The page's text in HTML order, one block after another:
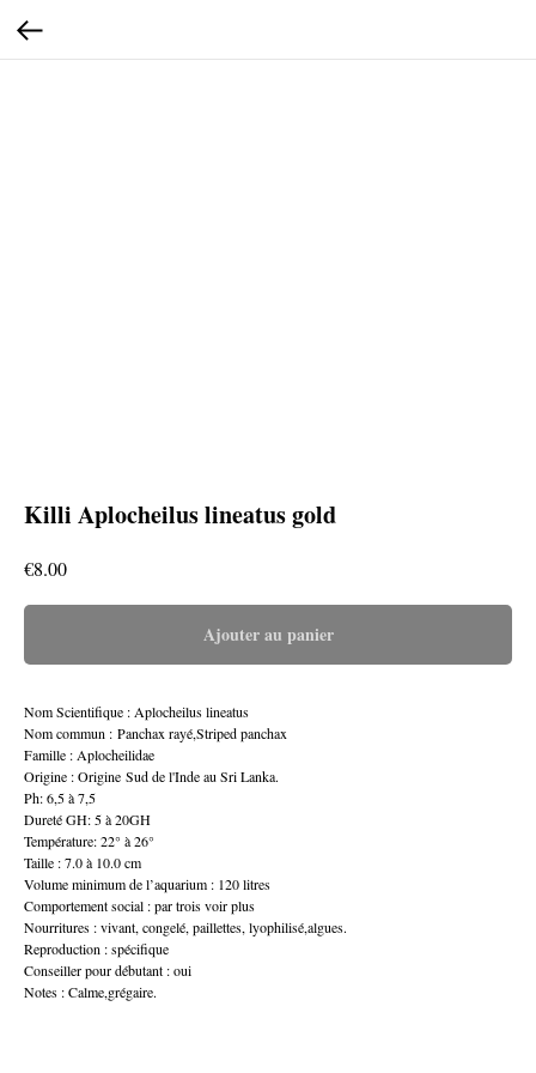
Killi Aplocheilus lineatus gold
€8.00
Ajouter au panier
Nom Scientifique : Aplocheilus lineatus
Nom commun : Panchax rayé,Striped panchax
Famille : Aplocheilidae
Origine : Origine Sud de l'Inde au Sri Lanka.
Ph: 6,5 à 7,5
Dureté GH: 5 à 20GH
Température: 22° à 26°
Taille : 7.0 à 10.0 cm
Volume minimum de l’aquarium : 120 litres
Comportement social : par trois voir plus
Nourritures : vivant, congelé, paillettes, lyophilisé,algues.
Reproduction : spécifique
Conseiller pour débutant : oui
Notes : Calme,grégaire.